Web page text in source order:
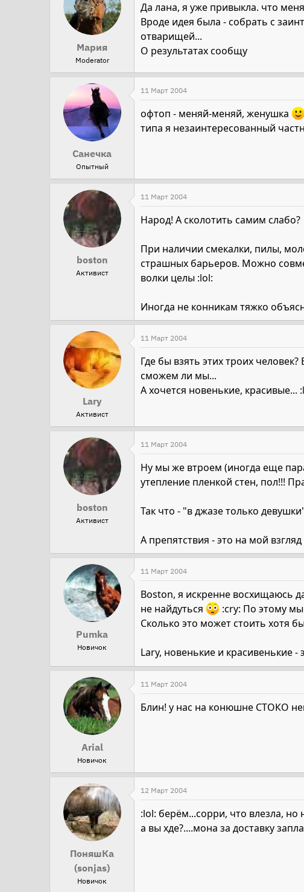
Мария
Moderator
Да лана, я уже привыкла. что
Вроде идея была - собрать с
отварищей...
О результатах сообщу
Санечка
Опытный
11 Март 2004
офтоп - меняй-меняй, женушка
типа я незаинтересованный
boston
Активист
11 Март 2004
Народ! А сколотить самим слабо?
При наличии смекалки, пилы,
страшных барьеров. Можно
волки целы :lol:
Иногда не конникам тяжко
Lary
Активист
11 Март 2004
Где бы взять этих троих
сможем ли мы...
А хочется новенькие, красивые...
boston
Активист
11 Март 2004
Ну мы же втроем (иногда еще
утепление пленкой стен, пол!!!
Так что - "в джазе только
А препятствия - это на мой
Pumka
Новичок
11 Март 2004
Boston, я искренне восхищаюсь
не найдуться
:cry: По этому мы
Сколько это может стоить хотя
Lary, новенькие и красивенькие
Arial
Новичок
11 Март 2004
Блин! у нас на конюшне СТОКО
ПоняшКа
(sonjas)
Новичок
12 Март 2004
:lol: берём...сорри, что влезла,
а вы хде?....мона за доставку